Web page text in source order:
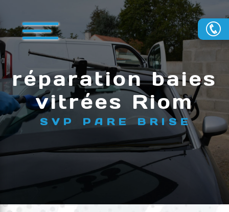
réparation baies
vitrées Riom
SVP PARE BRISE
Panneau de gestion des cookies